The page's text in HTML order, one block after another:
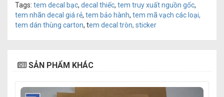
Tags: tem decal bạc, decal thiếc, tem truy xuất nguồn gốc,
tem nhãn decal giá rẻ, tem bảo hành, tem mã vạch các loại,
tem dán thùng carton, tem decal tròn, sticker
SẢN PHẨM KHÁC